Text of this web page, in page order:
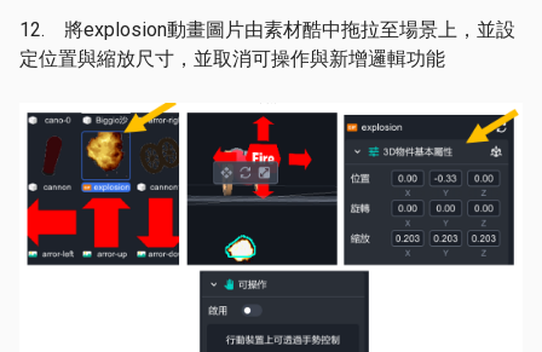
12. 將explosion動畫圖片由素材酷中拖拉至場景上，並設
定位置與縮放尺寸，並取消可操作與新增邏輯功能